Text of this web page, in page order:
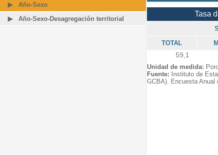
Año-Sexo
Año-Sexo-Desagregación territorial
Tasa
TOTAL
59,1
Unidad de medida:
Fuente: Instituto de
GCBA). Encuesta Anual